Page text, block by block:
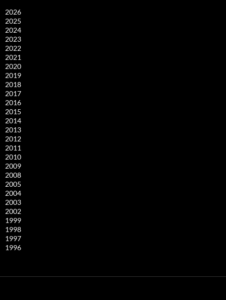
2026
2025
2024
2023
2022
2021
2020
2019
2018
2017
2016
2015
2014
2013
2012
2011
2010
2009
2008
2005
2004
2003
2002
1999
1998
1997
1996